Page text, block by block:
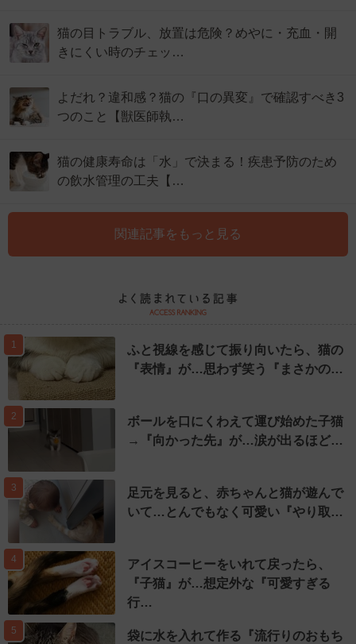
猫の目トラブル、放置は危険？めやに・充血・開
きにくい時のチェッ…
よだれ？違和感？猫の『口の異変』で確認すべき3
つのこと【獣医師執…
猫の健康寿命は「水」で決まる！疾患予防のため
の飲水管理の工夫【…
関連記事をもっと見る
1
ふと視線を感じて振り向いたら、猫の
『表情』が…思わず笑う『まさかの…
2
ボールを口にくわえて運び始めた子猫
→『向かった先』が…涙が出るほど…
3
足元を見ると、赤ちゃんと猫が遊んで
いて…とんでもなく可愛い『やり取…
4
アイスコーヒーをいれて戻ったら、
『子猫』が…想定外な『可愛すぎる
行…
5
袋に水を入れて作る『流行りのおもち